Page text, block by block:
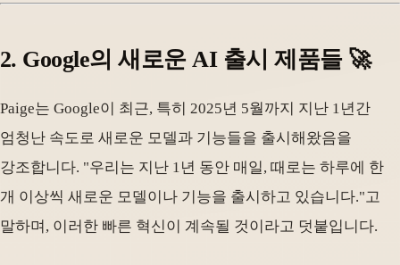
2. Google의 새로운 AI 출시 제품들 🚀
Paige는 Google이 최근, 특히 2025년 5월까지 지난 1년간
엄청난 속도로 새로운 모델과 기능들을 출시해왔음을
강조합니다. "우리는 지난 1년 동안 매일, 때로는 하루에 한
개 이상씩 새로운 모델이나 기능을 출시하고 있습니다."고
말하며, 이러한 빠른 혁신이 계속될 것이라고 덧붙입니다.